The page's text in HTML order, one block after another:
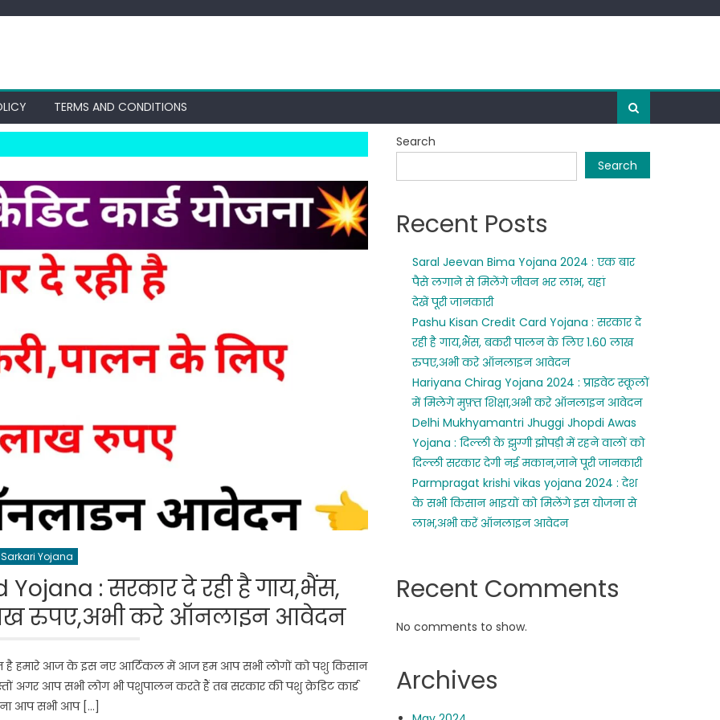
TERMS AND CONDITIONS
Sarkari Yojana
: सरकार दे रही है गाय,भैंस,
रुपए,अभी करे ऑनलाइन आवेदन
है हमारे आज के इस नए आर्टिकल में आज हम आप सभी लोगों को पशु किसान
अगर आप सभी लोग भी पशुपालन करते हैं तब सरकार की पशु क्रेडिट कार्ड
आप सभी आप […]
Search
Search
Recent Posts
Saral Jeevan Bima Yojana 2024 : एक बार
पैसे लगाने से मिलेंगे जीवन भर लाभ, यहां
देखें पूरी जानकारी
Pashu Kisan Credit Card Yojana : सरकार दे
रही है गाय,भैंस, बकरी पालन के लिए 1.60 लाख
रुपए,अभी करे ऑनलाइन आवेदन
Hariyana Chirag Yojana 2024 : प्राइवेट स्कूलों
में मिलेगे मुफ़्त शिक्षा,अभी करे ऑनलाइन आवेदन
Delhi Mukhyamantri Jhuggi Jhopdi Awas
Yojana : दिल्ली के झुग्गी झोपड़ी में रहने वालों को
दिल्ली सरकार देगी नई मकान,जाने पूरी जानकारी
Parmpragat krishi vikas yojana 2024 : देश
के सभी किसान भाइयों को मिलेंगे इस योजना से
लाभ,अभी करें ऑनलाइन आवेदन
Recent Comments
No comments to show.
Archives